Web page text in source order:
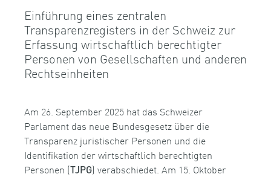
Einführung eines zentralen
Transparenzregisters in der Schweiz zur
Erfassung wirtschaftlich berechtigter
Personen von Gesellschaften und anderen
Rechtseinheiten
Am 26. September 2025 hat das Schweizer
Parlament das neue Bundesgesetz über die
Transparenz juristischer Personen und die
Identifikation der wirtschaftlich berechtigten
Personen ( TJPG) verabschiedet. Am 15. Oktober